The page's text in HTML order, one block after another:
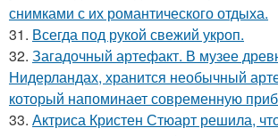
снимками с их романтического отдыха.
31. Всегда под рукой свежий укроп.
32. Загадочный артефакт. В музее
Нидерландах, хранится необычный
который напоминает современную
33. Актриса Кристен Стюарт решила,